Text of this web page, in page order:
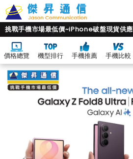
挑戰手機市場最低價~iPhone破盤現貨供應
價格總覽 機型排行 手機推薦 手機比較